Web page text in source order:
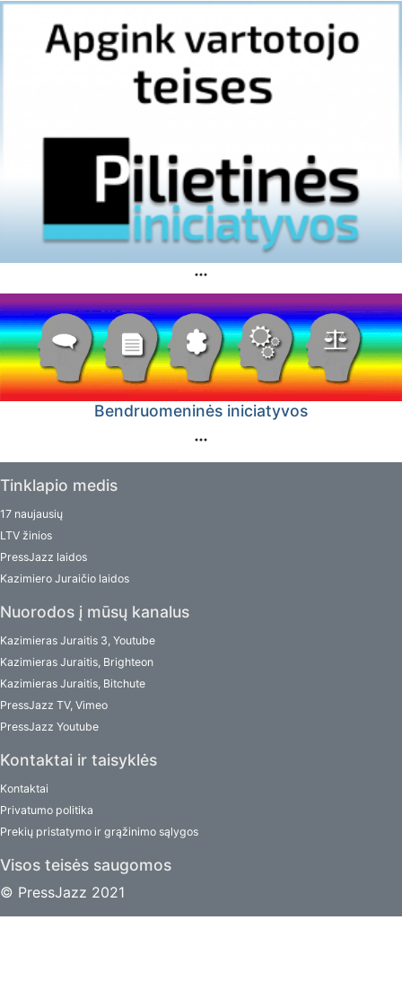
Bendruomeninės iniciatyvos
Tinklapio medis
17 naujausių
LTV žinios
PressJazz laidos
Kazimiero Juraičio laidos
Nuorodos į mūsų kanalus
Kazimieras Juraitis 3, Youtube
Kazimieras Juraitis, Brighteon
Kazimieras Juraitis, Bitchute
PressJazz TV, Vimeo
PressJazz Youtube
Kontaktai ir taisyklės
Kontaktai
Privatumo politika
Prekių pristatymo ir grąžinimo sąlygos
Visos teisės saugomos
© PressJazz 2021